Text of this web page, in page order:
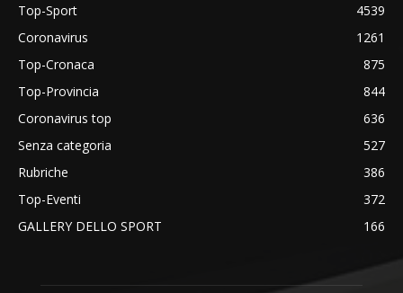
Top-Sport
4539
Coronavirus
1261
Top-Cronaca
875
Top-Provincia
844
Coronavirus top
636
Senza categoria
527
Rubriche
386
Top-Eventi
372
GALLERY DELLO SPORT
166